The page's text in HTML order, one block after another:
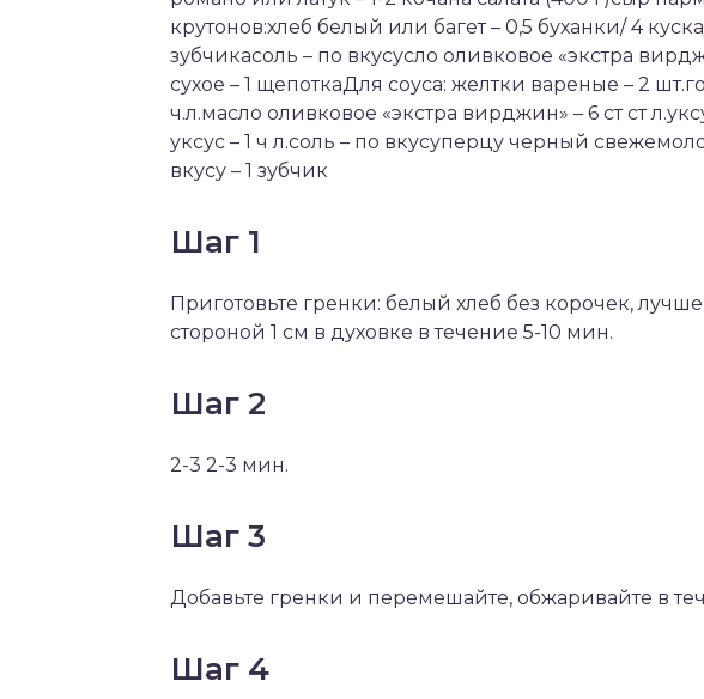
крутонов:хлеб белый или багет – 0,5 буханки/ 4
зубчикасоль – по вкусусло оливковое «экстра
сухое – 1 щепоткаДля соуса: желтки вареные – 2
ч.л.масло оливковое «экстра вирджин» – 6 ст ст
уксус – 1 ч л.соль – по вкусуперцу черный
вкусу – 1 зубчик
Шаг 1
Приготовьте гренки: белый хлеб без корочек,
стороной 1 см в духовке в течение 5-10 мин.
Шаг 2
2-3 2-3 мин.
Шаг 3
Добавьте гренки и перемешайте, обжаривайте в
Шаг 4